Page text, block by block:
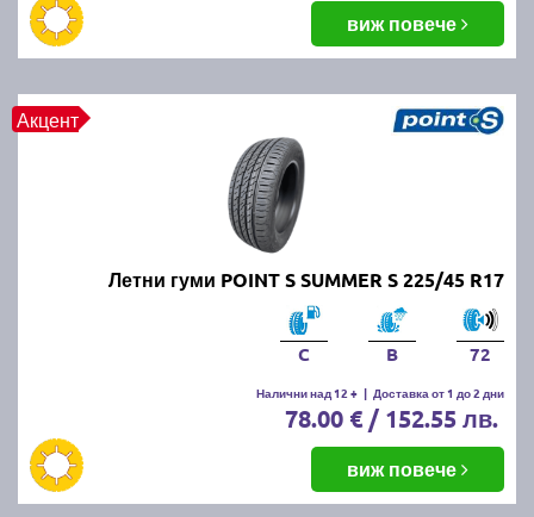
виж повече
Акцент
Летни гуми POINT S SUMMER S 225/45 R17
C B 72
Налични над 12 + | Доставка от 1 до 2 дни
78.00 € / 152.55 лв.
виж повече